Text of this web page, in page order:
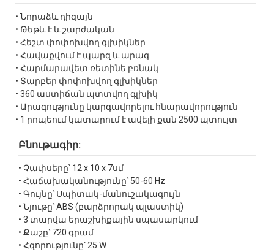
• Նորաձև դիզայն
• Թեթև է և շարժական
• Հեշտ փոփոխվող գլխիկներ
• Հավաքվում է պարզ և արագ
• Հարմարավետ ռետինե բռնակ
• Տարբեր փոփոխվող գլխիկներ
• 360 աստիճան պտտվող գլխիկ
• Արագությունը կարգավորելու հնարավորություն
• 1 րոպեում կատարում է ավելի քան 2500 պտույտ
Բնութագիր:
• Չափսերը՝ 12 x 10 x 7սմ
• Հաճախականությունը՝ 50-60 Hz
• Գույնը՝ Սպիտակ-մանուշակագույն
• Նյութը՝ ABS (բարձրորակ պլաստիկ)
• 3 տարվա երաշխիքային սպասարկում
• Քաշը՝ 720 գրամ
• Հզորությունը՝ 25 W